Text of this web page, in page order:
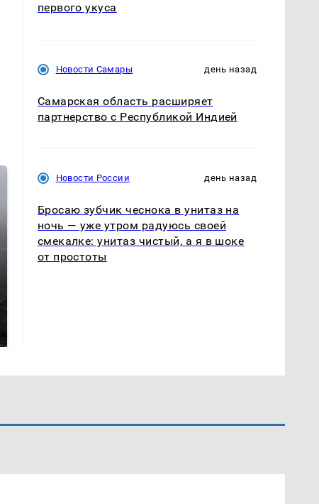
первого укуса
Новости Самары день назад
Самарская область расширяет
партнерство с Республикой Индией
Новости России день назад
Бросаю зубчик чеснока в унитаз на
ночь — уже утром радуюсь своей
смекалке: унитаз чистый, а я в шоке
от простоты